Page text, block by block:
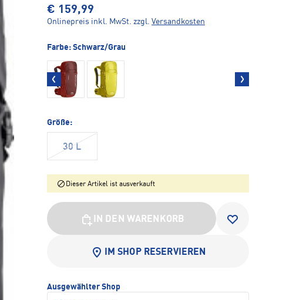
€ 159,99
Onlinepreis inkl. MwSt. zzgl. Versandkosten
Farbe: Schwarz/Grau
Größe:
30 L
Dieser Artikel ist ausverkauft
IN DEN WARENKORB
IM SHOP RESERVIEREN
Ausgewählter Shop